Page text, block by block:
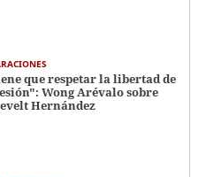
que respetar la libertad de
Wong Arévalo sobre
Hernández